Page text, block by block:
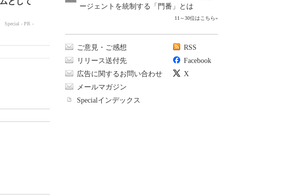
ージェントを統制する「門番」とは
11～30位はこちら»
ご意見・ご感想
リリース送付先
広告に関するお問い合わせ
メールマガジン
Specialインデックス
RSS
Facebook
X